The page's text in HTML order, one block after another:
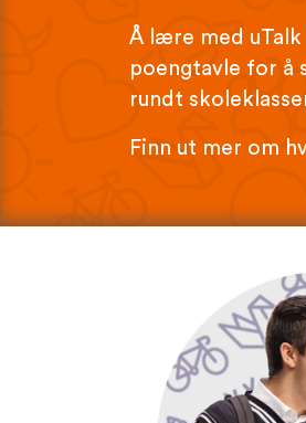
Å lære med
poengtavle for å
rundt
Finn ut mer om